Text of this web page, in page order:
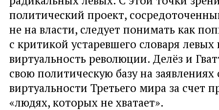
политический проект,
не на власти, следует понимать как
с критикой устаревшего словаря левых
виртуальность революции. Делёз и
свою политическую базу на заявлениях
виртуальности Третьего мира за счет
«людях, которых не хватает».